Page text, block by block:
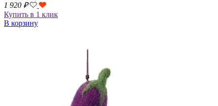
1 920 ₽
Купить в 1 клик
В корзину